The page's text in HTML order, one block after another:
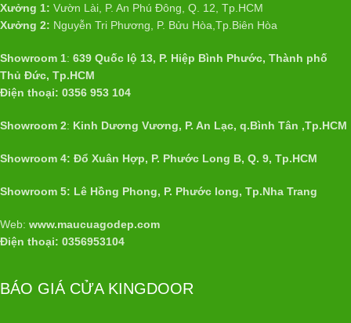
Xưởng 1: Vườn Lài, P. An Phú Đông, Q. 12, Tp.HCM
Xưởng 2: Nguyễn Tri Phương, P. Bửu Hòa,Tp.Biên Hòa
Showroom 1: 639 Quốc lộ 13, P. Hiệp Bình Phước, Thành phố
Thủ Đức, Tp.HCM
Điện thoại: 0356 953 104
Showroom 2: Kinh Dương Vương, P. An Lạc, q.Bình Tân ,Tp.HCM
Showroom 4: Đổ Xuân Hợp, P. Phước Long B, Q. 9, Tp.HCM
Showroom 5: Lê Hồng Phong, P. Phước long, Tp.Nha Trang
Web: www.maucuagodep.com
Điện thoại: 0356953104
BÁO GIÁ CỬA KINGDOOR